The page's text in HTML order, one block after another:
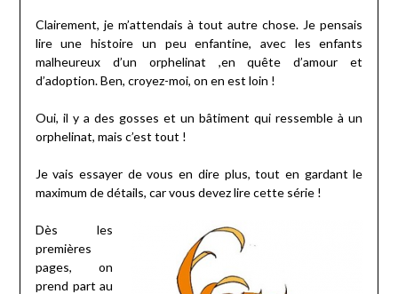
Clairement, je m’attendais à tout autre chose. Je pensais
lire une histoire un peu enfantine, avec les enfants
malheureux d’un orphelinat ,en quête d’amour et
d’adoption. Ben, croyez-moi, on en est loin !
Oui, il y a des gosses et un bâtiment qui ressemble à un
orphelinat, mais c’est tout !
Je vais essayer de vous en dire plus, tout en gardant le
maximum de détails, car vous devez lire cette série !
Dès les
premières
pages, on
prend part au